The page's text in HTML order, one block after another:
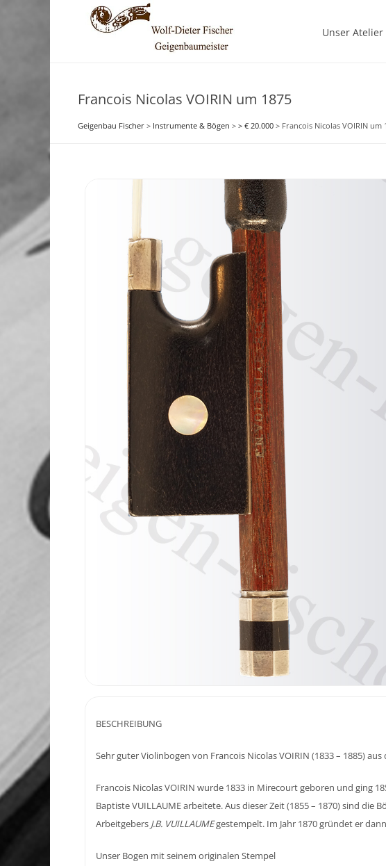
Unser Atelier
Francois Nicolas VOIRIN um 1875
Geigenbau Fischer > Instrumente & Bögen > > € 20.000 > Francois Nicolas VOIRIN um
BESCHREIBUNG
Sehr guter Violinbogen von Francois Nicolas VOIRIN (1833 – 1885) aus
Francois Nicolas VOIRIN wurde 1833 in Mirecourt geboren und ging
Baptiste VUILLAUME arbeitete. Aus dieser Zeit (1855 – 1870) sind die
Arbeitgebers J.B. VUILLAUMEgestempelt. Im Jahr 1870 gründet er
Unser Bogen mit seinem originalen Stempel